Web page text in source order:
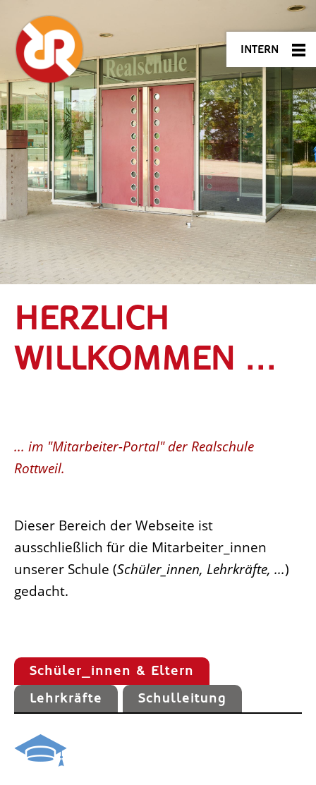
INTERN
HERZLICH
WILLKOMMEN ...
... im "Mitarbeiter-Portal" der Realschule
Rottweil.
Dieser Bereich der Webseite ist
ausschließlich für die Mitarbeiter_innen
unserer Schule (Schüler_innen, Lehrkräfte, ...)
gedacht.
Schüler_innen & Eltern
Lehrkräfte
Schulleitung